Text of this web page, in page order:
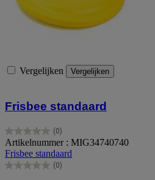
Vergelijken Vergelijken
Frisbee standaard
(0)
0.0
van
de
5
Artikelnummer : MIG34740740
Frisbee standaard
(0)
0.0